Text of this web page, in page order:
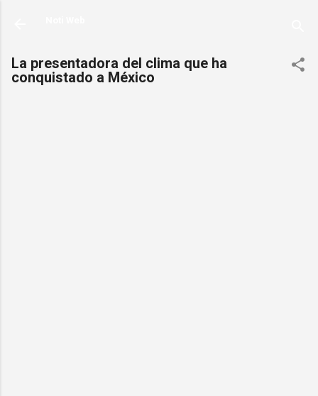
La presentadora del clima que ha
conquistado a México